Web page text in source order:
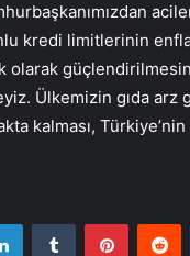
kredi limitlerinin
olarak
Ülkemizin gıda
kalması,
LinkedInTumblr Pinterest